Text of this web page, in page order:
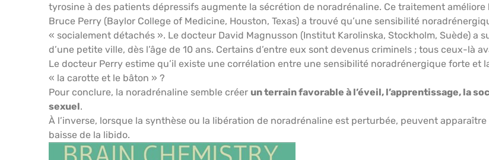
tyrosine à des patients dépressifs augmente la sécrétion de noradrénaline. Ce traitement
Bruce Perry (Baylor College of Medicine, Houston, Texas) a trouvé qu’une sensibilité
« socialement détachés ». Le docteur David Magnusson (Institut Karolinska, Stockholm, Suède) a
d’une petite ville, dès l’âge de 10 ans. Certains d’entre eux sont devenus criminels ; tous ceux-là
Le docteur Perry estime qu’il existe une corrélation entre une sensibilité noradrénergique forte et
« la carotte et le bâton » ?
Pour conclure, la noradrénaline semble créer un terrain favorable à l’éveil, l’apprentissage, la
sexuel.
À l’inverse, lorsque la synthèse ou la libération de noradrénaline est perturbée, peuvent
baisse de la libido.